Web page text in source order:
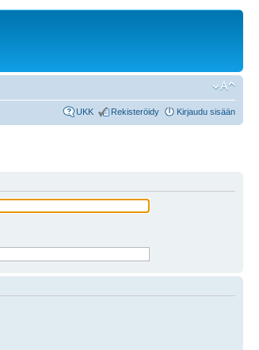
UKK Rekisteröidy Kirjaudu sisään